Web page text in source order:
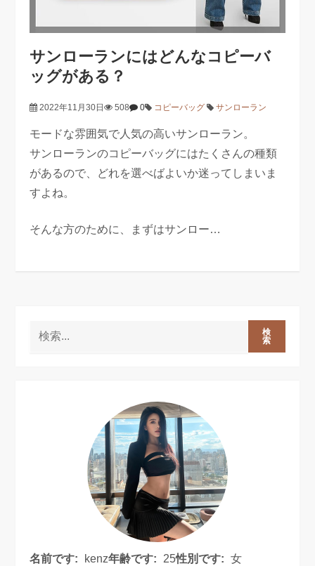
サンローランにはどんなコピーバ
ッグがある？
2022年11月30日 508 0 コピーバッグ サンローラン
モードな雰囲気で人気の高いサンローラン。
サンローランのコピーバッグにはたくさんの種類
があるので、どれを選べばよいか迷ってしまいま
すよね。
そんな方のために、まずはサンロー…
検
索
名前です: kenz年齢です: 25性別です: 女